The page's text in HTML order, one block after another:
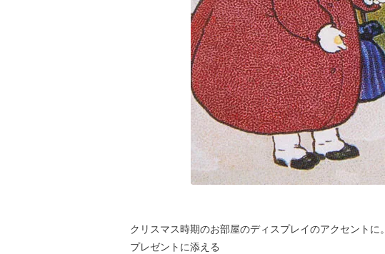
クリスマス時期のお部屋のディスプレイのアクセントに。
プレゼントに添える